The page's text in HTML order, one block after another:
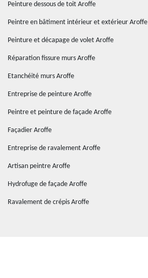
Peinture dessous de toit Aroffe
Peintre en bâtiment intérieur et extérieur Aroffe
Peinture et décapage de volet Aroffe
Réparation fissure murs Aroffe
Etanchéité murs Aroffe
Entreprise de peinture Aroffe
Peintre et peinture de façade Aroffe
Façadier Aroffe
Entreprise de ravalement Aroffe
Artisan peintre Aroffe
Hydrofuge de façade Aroffe
Ravalement de crépis Aroffe